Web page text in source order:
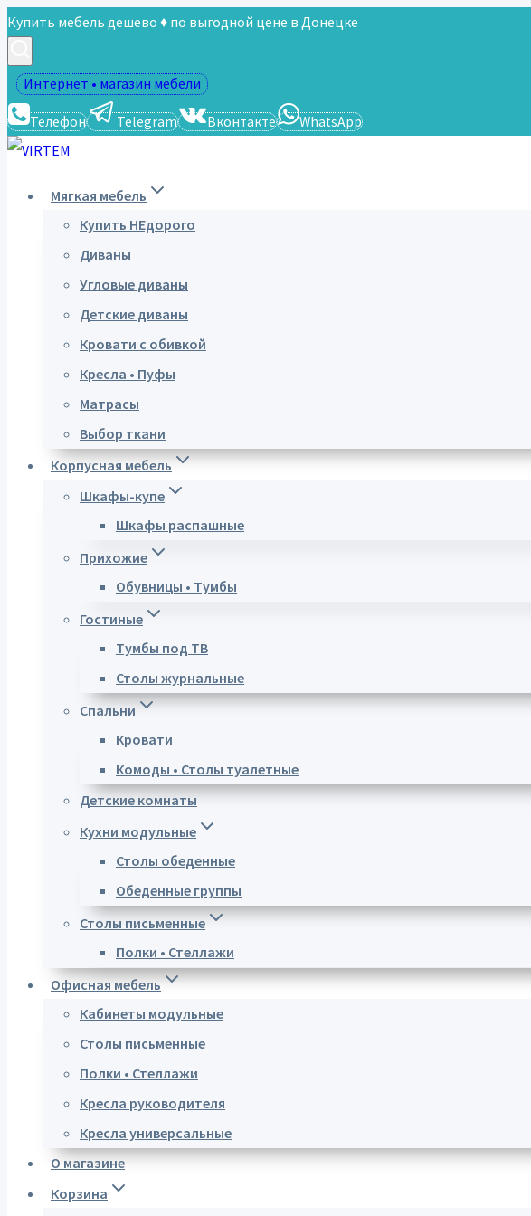
Перейти
содержимому
Купить мебель дешево ♦ по выгодной цене в Донецке
Интернет • магазин мебели
Телефон Telegram Вконтакте WhatsApp
Мягкая мебель
Купить НЕдорого
Диваны
Угловые диваны
Детские диваны
Кровати с обивкой
Кресла • Пуфы
Матрасы
Выбор ткани
Корпусная мебель
Шкафы-купе
Шкафы распашные
Прихожие
Обувницы • Тумбы
Гостиные
Тумбы под ТВ
Столы журнальные
Спальни
Кровати
Комоды • Столы туалетные
Детские комнаты
Кухни модульные
Столы обеденные
Обеденные группы
Столы письменные
Полки • Стеллажи
Офисная мебель
Кабинеты модульные
Столы письменные
Полки • Стеллажи
Кресла руководителя
Кресла универсальные
О магазине
Корзина